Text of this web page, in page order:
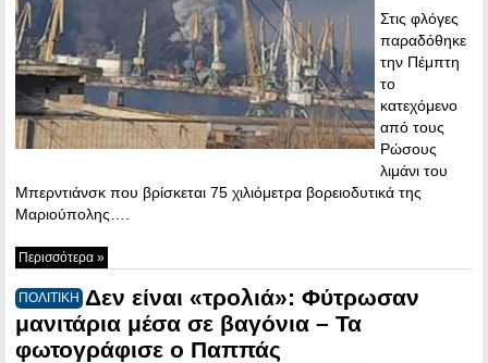
Στις φλόγες
παραδόθηκε
την Πέμπτη
το
κατεχόμενο
από τους
Ρώσους
λιμάνι του
Μπερντιάνσκ που βρίσκεται 75 χιλιόμετρα βορειοδυτικά της
Μαριούπολης….
Περισσότερα »
ΠΟΛΙΤΙΚΗ Δεν είναι «τρολιά»: Φύτρωσαν
μανιτάρια μέσα σε βαγόνια – Τα
φωτογράφισε ο Παππάς